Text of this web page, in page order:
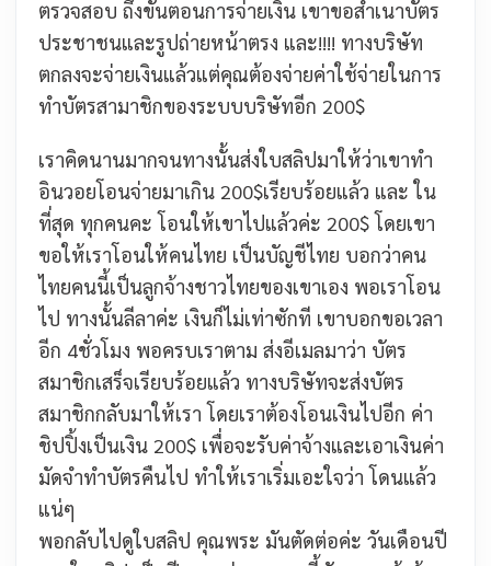
ตรวจสอบ ถึงขั้นตอนการจ่ายเงิน เขาขอสำเนาบัตร
ประชาชนและรูปถ่ายหน้าตรง และ!!!! ทางบริษัท
ตกลงจะจ่ายเงินแล้วแต่คุณต้องจ่ายค่าใช้จ่ายในการ
ทำบัตรสามาชิกของระบบบริษัทอีก 200$
เราคิดนานมากจนทางนั้นส่งใบสลิปมาให้ว่าเขาทำ
อินวอยโอนจ่ายมาเกิน 200$เรียบร้อยแล้ว และ ใน
ที่สุด ทุกคนคะ โอนให้เขาไปแล้วค่ะ 200$ โดยเขา
ขอให้เราโอนให้คนไทย เป็นบัญชีไทย บอกว่าคน
ไทยคนนี้เป็นลูกจ้างชาวไทยของเขาเอง พอเราโอน
ไป ทางนั้นลีลาค่ะ เงินก็ไม่เท่าซักที เขาบอกขอเวลา
อีก 4ชั่วโมง พอครบเราตาม ส่งอีเมลมาว่า บัตร
สมาชิกเสร็จเรียบร้อยแล้ว ทางบริษัทจะส่งบัตร
สมาชิกกลับมาให้เรา โดยเราต้องโอนเงินไปอีก ค่า
ชิปปิ้งเป็นเงิน 200$ เพื่อจะรับค่าจ้างและเอาเงินค่า
มัดจำทำบัตรคืนไป ทำให้เราเริ่มเอะใจว่า โดนแล้ว
แน่ๆ
พอกลับไปดูใบสลิป คุณพระ มันตัดต่อค่ะ วันเดือนปี